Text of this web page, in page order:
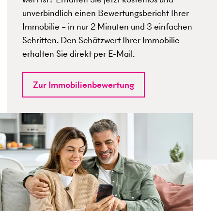
unverbindlich einen Bewertungsbericht Ihrer
Immobilie – in nur 2 Minuten und 3 einfachen
Schritten. Den Schätzwert Ihrer Immobilie
erhalten Sie direkt per E-Mail.
Zur Immobilienbewertung